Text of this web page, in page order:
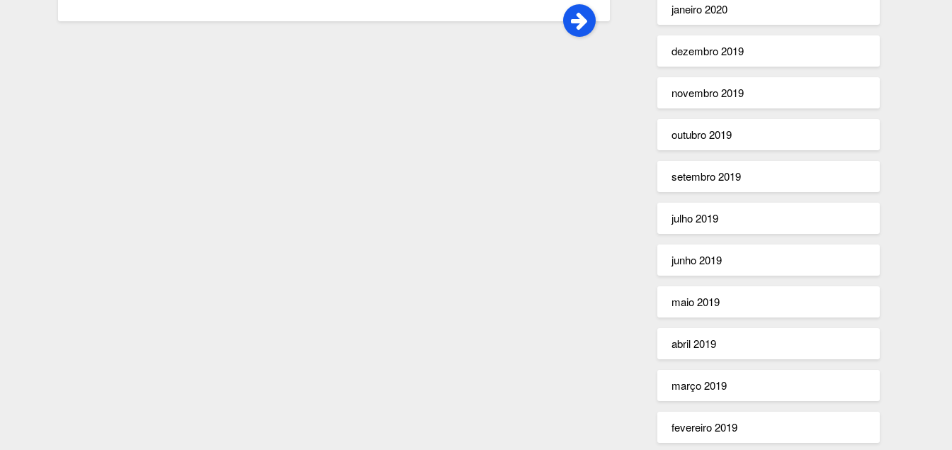
janeiro 2020
dezembro 2019
novembro 2019
outubro 2019
setembro 2019
julho 2019
junho 2019
maio 2019
abril 2019
março 2019
fevereiro 2019